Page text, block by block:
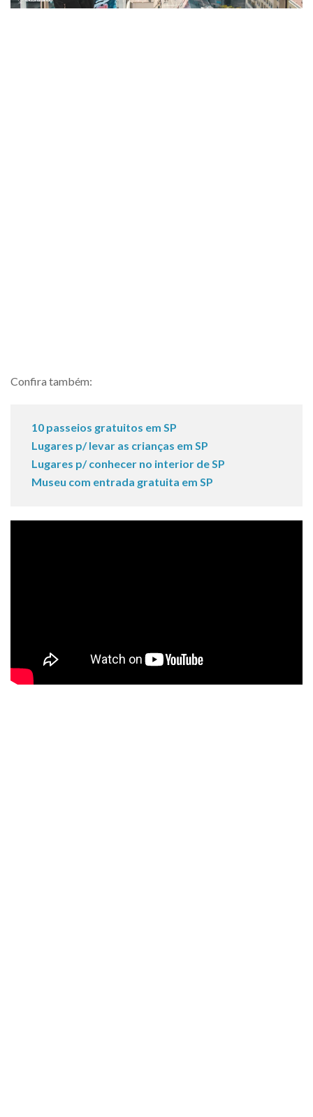
Confira também:
10 passeios gratuitos em SP
Lugares p/ levar as crianças em SP
Lugares p/ conhecer no interior de SP
Museu com entrada gratuita em SP